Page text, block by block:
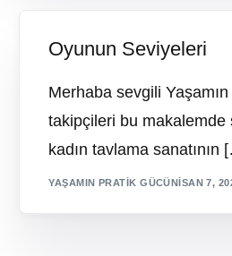
Oyunun Seviyeleri
Merhaba sevgili
takipçileri bu makalemde
kadın tavlama sanatının
YAŞAMIN PRATIK GÜCÜNISAN 7,